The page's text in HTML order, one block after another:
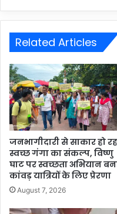
Related Articles
जनभागीदारी से साकार हो
स्वच्छ गंगा का संकल्प, विष्णु
घाट पर स्वच्छता अभियान
कांवड़ यात्रियों के लिए प्रेरणा
August 7, 2026